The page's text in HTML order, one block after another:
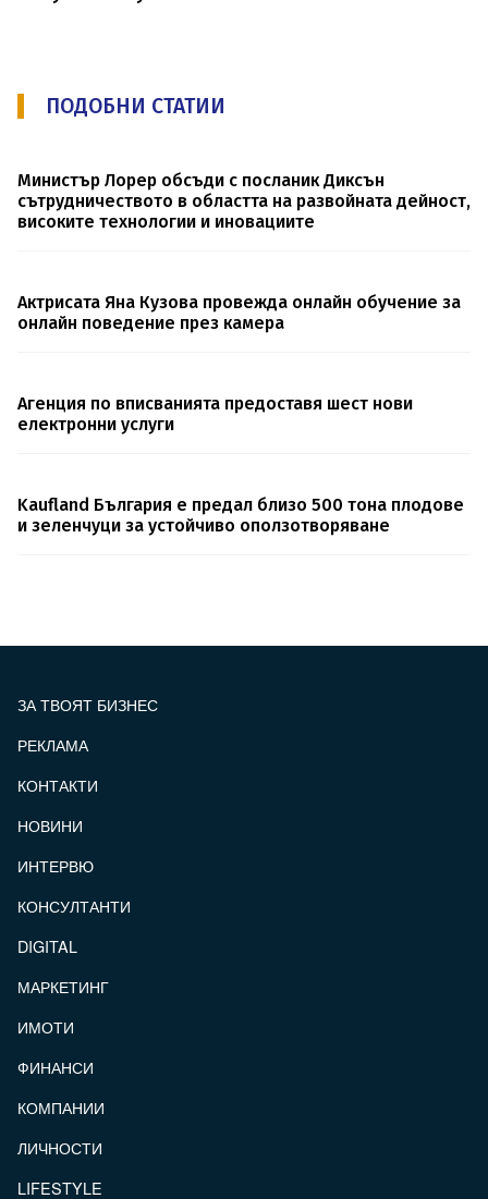
ПОДОБНИ СТАТИИ
Министър Лорер обсъди с посланик Диксън
сътрудничеството в областта на развойната дейност,
високите технологии и иновациите
Актрисата Яна Кузова провежда онлайн обучение за
онлайн поведение през камера
Агенция по вписванията предоставя шест нови
електронни услуги
Kaufland България е предал близо 500 тона плодове
и зеленчуци за устойчиво оползотворяване
ЗА ТВОЯТ БИЗНЕС
РЕКЛАМА
КОНТАКТИ
НОВИНИ
ИНТЕРВЮ
КОНСУЛТАНТИ
DIGITAL
МАРКЕТИНГ
ИМОТИ
ФИНАНСИ
КОМПАНИИ
ЛИЧНОСТИ
LIFESTYLE